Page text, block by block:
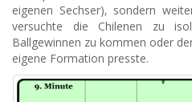
eigenen Sechser), sondern
versuchte die Chilenen zu
Ballgewinnen zu kommen oder
eigene Formation presste.